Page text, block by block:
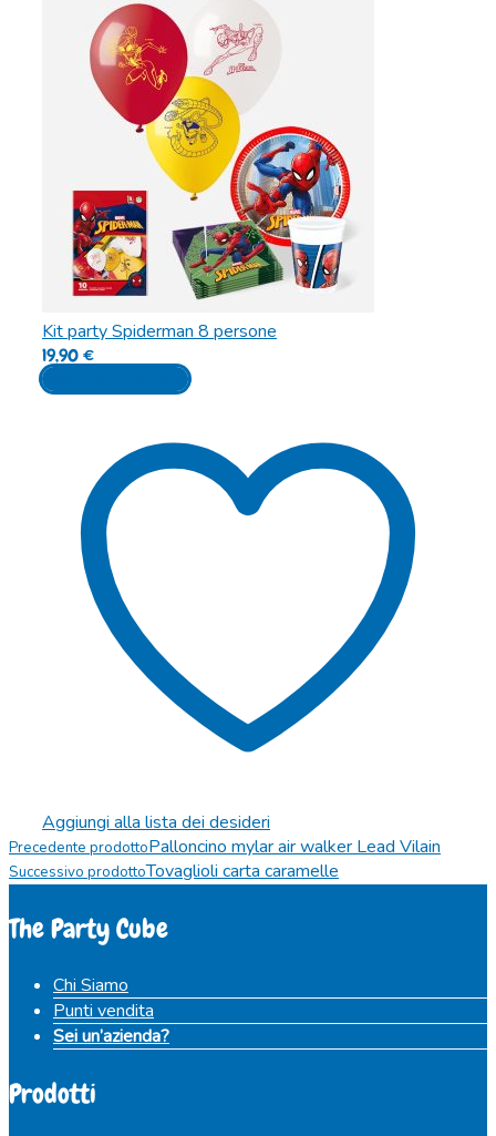
Kit party Spiderman 8 persone
19,90€
Aggiungi al carrello
Aggiungi alla lista dei desideri
Precedente prodottoPalloncino mylar air walker Lead Vilain
Successivo prodottoTovaglioli carta caramelle
The Party Cube
Chi Siamo
Punti vendita
Sei un’azienda?
Prodotti